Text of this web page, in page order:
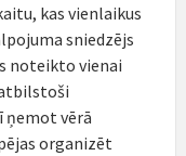
kas vienlaikus
sniedzējs
noteikto vienai
ņemot vērā
organizēt